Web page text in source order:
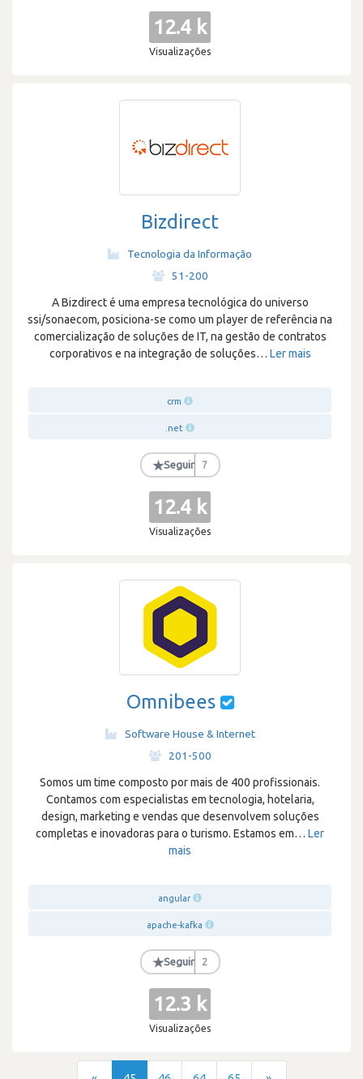
12.4 k
Visualizações
Bizdirect
Tecnologia da Informação
51-200
A Bizdirect é uma empresa tecnológica do universo
ssi/sonaecom, posiciona-se como um player de referência na
comercialização de soluções de IT, na gestão de contratos
corporativos e na integração de soluções… Ler mais
crm
.net
★Seguir 7
12.4 k
Visualizações
Omnibees
Software House & Internet
201-500
Somos um time composto por mais de 400 profissionais.
Contamos com especialistas em tecnologia, hotelaria,
design, marketing e vendas que desenvolvem soluções
completas e inovadoras para o turismo. Estamos em… Ler
mais
angular
apache-kafka
★Seguir 2
12.3 k
Visualizações